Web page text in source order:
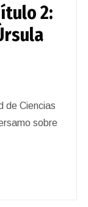
2:
de Ciencias
sobre